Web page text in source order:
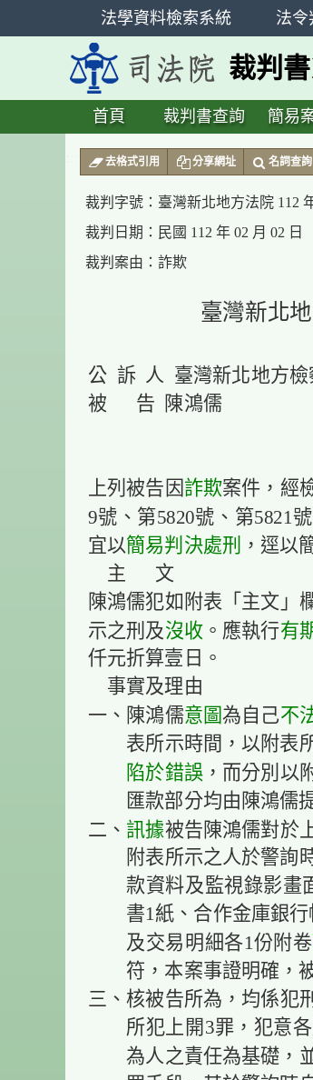
法學資料檢索系統 法令
裁判
首頁 裁判書查詢 簡易
去格式引用 分享網址 名詞查詢
裁判字號： 臺灣新北地方法院 112
裁判日期： 民國 112 年 02 月 02 日
裁判案由： 詐欺
臺灣新北
公 訴 人 臺灣新北地方檢
被 告 陳鴻儒
上列被告因 詐欺案件，經
9號、第5820號、第5821
宜以簡易判決處刑
，逕以
主 文
陳鴻儒犯如附表「主文」
示之刑及沒收。應執行有
仟元折算壹日。
事實及理由
一、陳鴻儒意圖為自己不
表所示時間，以附表
陷於錯誤，而分別以
匯款部分均由陳鴻儒
二、 訊據被告陳鴻儒對於
附表所示之人於警詢
款資料及監視錄影畫
書1紙、合作金庫銀行
及交易明細各1份附卷
符，本案事證明確，
三、核被告所為，均係犯
所犯上開3罪，犯意
為人之責任為基礎，